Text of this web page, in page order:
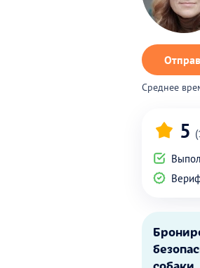
Среднее
5